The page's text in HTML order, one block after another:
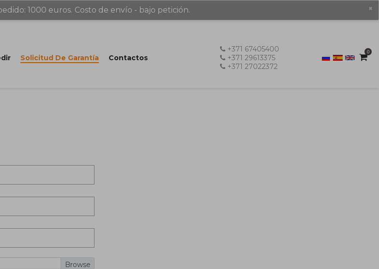
1000 euros. Costo de envío - bajo petición. ×
Solicitud De Garantía Contactos
+371 67405400
+371 29613375
+371 27022372
0